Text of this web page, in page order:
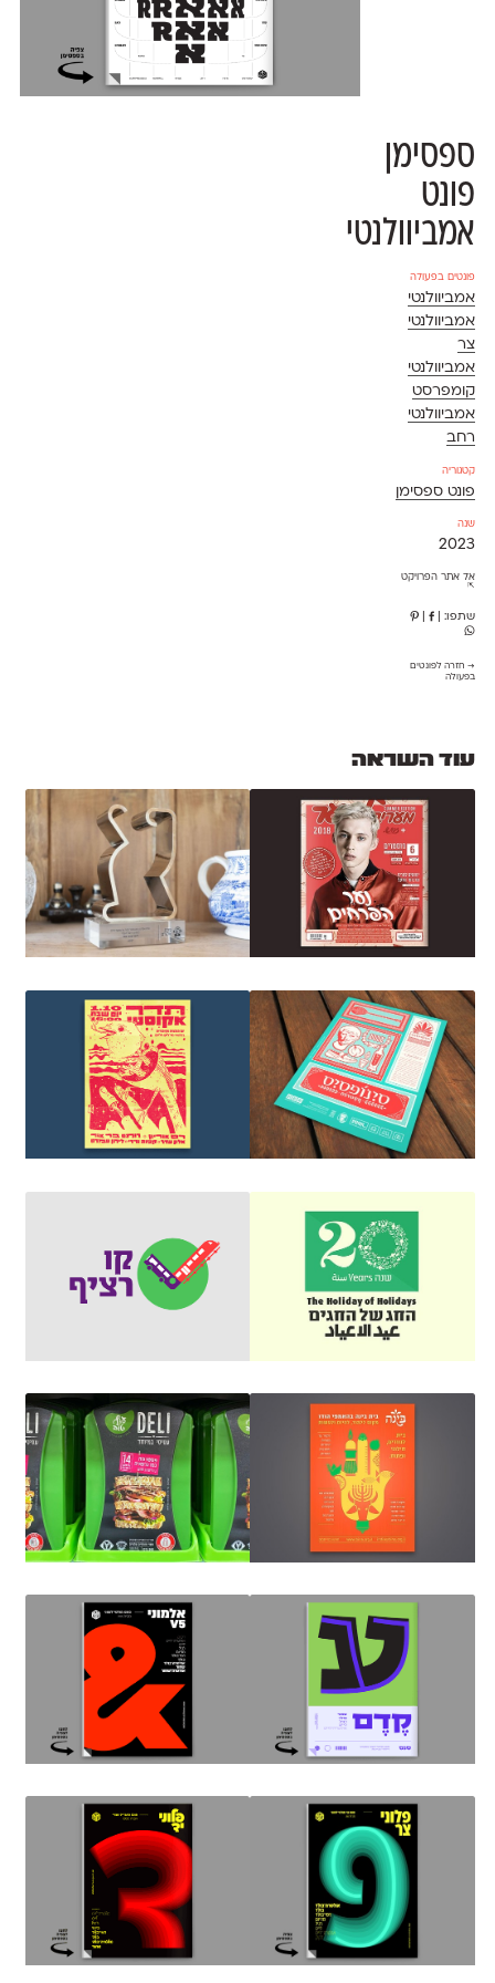
ספסימן
פונט
אמביוולנטי
פונטים בפעולה
אמביוולנטי
אמביוולנטי
צר
אמביוולנטי
קומפרסט
אמביוולנטי
רחב
קטגוריה
פונט ספסימן
שנה
2023
אל אתר הפרויקט
⇱
שתפו: |
→ חזרה לפונטים
בפעולה
עוד השראה